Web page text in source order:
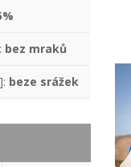
bez mraků
beze srážek